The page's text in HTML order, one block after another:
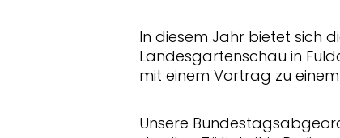
In diesem Jahr bietet sich
Landesgartenschau in
mit einem Vortrag zu
Unsere